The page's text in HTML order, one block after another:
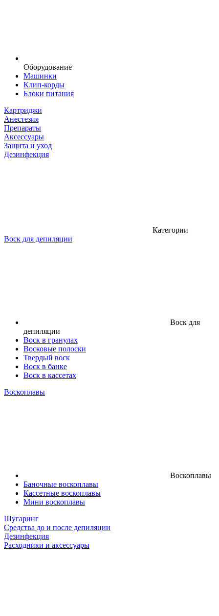
Оборудование
Машинки
Клип-корды
Блоки питания
Картриджи
Анестезия
Препараты
Аксессуары
Защита и уход
Дезинфекция
Категории
Воск для депиляции
Воск для
депиляции
Воск в гранулах
Восковые полоски
Твердый воск
Воск в банке
Воск в кассетах
Воскоплавы
Воскоплавы
Баночные воскоплавы
Кассетные воскоплавы
Мини воскоплавы
Шугаринг
Средства до и после депиляции
Дезинфекция
Расходники и аксессуары